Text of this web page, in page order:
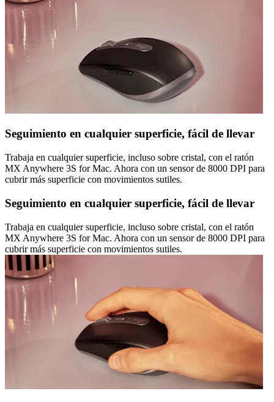
Seguimiento en cualquier superficie, fácil de llevar
Trabaja en cualquier superficie, incluso sobre cristal, con el ratón
MX Anywhere 3S for Mac. Ahora con un sensor de 8000 DPI para
cubrir más superficie con movimientos sutiles.
Seguimiento en cualquier superficie, fácil de llevar
Trabaja en cualquier superficie, incluso sobre cristal, con el ratón
MX Anywhere 3S for Mac. Ahora con un sensor de 8000 DPI para
cubrir más superficie con movimientos sutiles.